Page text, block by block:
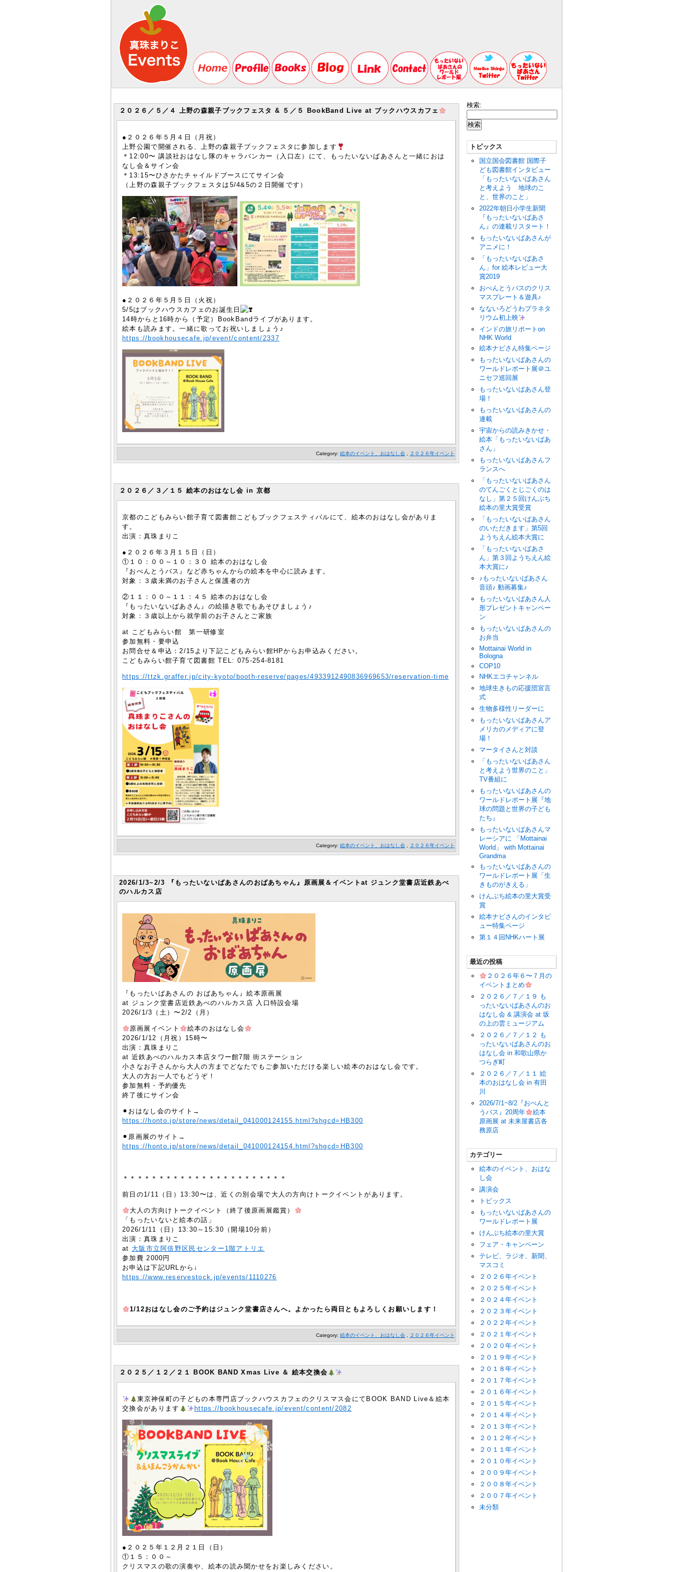
２０２６／５／４ 上野の森親子ブックフェスタ & ５／５ BookBand Live at ブックハウスカフェ
●２０２６年５月４日（月祝）
上野公園で開催される、上野の森親子ブックフェスタに参加します
＊12:00〜 講談社おはなし隊のキャラバンカー（入口左）にて、もったいないばあさんと一緒におは
なし会＆サイン会
＊13:15〜ひさかたチャイルドブースにてサイン会
（上野の森親子ブックフェスタは5/4&5の２日開催です）
●２０２６年５月５日（火祝）
5/5はブックハウスカフェのお誕生日
14時からと16時から（予定）BookBandライブがあります。
絵本も読みます。一緒に歌ってお祝いしましょう♪
https://bookhousecafe.jp/event/content/2337
Category: 絵本のイベント、おはなし会 , ２０２６年イベント
２０２６／３／１５ 絵本のおはなし会 in 京都
京都のこどもみらい館子育て図書館こどもブックフェスティバルにて、絵本のおはなし会がありま
す。
出演：真珠まりこ
●２０２６年３月１５日（日）
①１０：００～１０：３０ 絵本のおはなし会
『おべんとうバス』など赤ちゃんからの絵本を中心に読みます。
対象：３歳未満のお子さんと保護者の方
②１１：００～１１：４５ 絵本のおはなし会
『もったいないばあさん』の絵描き歌でもあそびましょう♪
対象：３歳以上から就学前のお子さんとご家族
at こどもみらい館 第一研修室
参加無料・要申込
お問合せ＆申込：2/15より下記こどもみらい館HPからお申込みください。
こどもみらい館子育て図書館 TEL: 075-254-8181
https://ttzk.graffer.jp/city-kyoto/booth-reserve/pages/4933912490836969653/reservation-time
Category: 絵本のイベント、おはなし会 , ２０２６年イベント
2026/1/3~2/3 『もったいないばあさんのおばあちゃん』原画展＆イベントat ジュンク堂書店近鉄あべ
のハルカス店
『もったいばあさんの おばあちゃん』絵本原画展
at ジュンク堂書店近鉄あべのハルカス店 入口特設会場
2026/1/3（土）〜2/2（月）
原画展イベント
絵本のおはなし会
2026/1/12（月祝）15時〜
出演：真珠まりこ
at 近鉄あべのハルカス本店タワー館7階 街ステーション
小さなお子さんから大人の方までどなたでもご参加いただける楽しい絵本のおはなし会です。
大人の方お一人でもどうぞ！
参加無料・予約優先
終了後にサイン会
⚫︎おはなし会のサイト→
https://honto.jp/store/news/detail_041000124155.html?shgcd=HB300
⚫︎原画展のサイト→
https://honto.jp/store/news/detail_041000124154.html?shgcd=HB300
＊＊＊＊＊＊＊＊＊＊＊＊＊＊＊＊＊＊＊＊＊＊＊
前日の1/11（日）13:30〜は、近くの別会場で大人の方向けトークイベントがあります。
大人の方向けトークイベント（終了後原画展鑑賞）
「もったいないと絵本の話」
2026/1/11（日）13:30～15:30（開場10分前）
出演：真珠まりこ
at 大阪市立阿倍野区民センター1階アトリエ
参加費 2000円
お申込は下記URLから↓
https://www.reservestock.jp/events/1110276
1/12おはなし会のご予約はジュンク堂書店さんへ。よかったら両日ともよろしくお願いします！
Category: 絵本のイベント、おはなし会 , ２０２６年イベント
２０２５／１２／２１ BOOK BAND Xmas Live ＆ 絵本交換会
東京神保町の子どもの本専門店ブックハウスカフェのクリスマス会にてBOOK BAND Live＆絵本
交換会があります
https://bookhousecafe.jp/event/content/2082
●２０２５年１２月２１日（日）
①１５：００～
クリスマスの歌の演奏や、絵本の読み聞かせをお楽しみください。
検索:
トピックス
国立国会図書館 国際子
ども図書館インタビュー
「もったいないばあさん
と考えよう 地球のこ
と、世界のこと」
2022年朝日小学生新聞
『もったいないばあさ
ん』の連載リスタート！
もったいないばあさんが
アニメに！
「もったいないばあさ
ん」for 絵本レビュー大
賞2019
おべんとうバスのクリス
マスプレート＆遊具♪
なないろどうわプラネタ
リウム初上映
インドの旅リポートon
NHK World
絵本ナビさん特集ページ
もったいないばあさんの
ワールドレポート展＠ユ
ニセフ巡回展
もったいないばあさん登
場！
もったいないばあさんの
連載
宇宙からの読みきかせ・
絵本「もったいないばあ
さん」
もったいないばあさんフ
ランスへ
「もったいないばあさん
のてんごくとじごくのは
なし」第２５回けんぶち
絵本の里大賞受賞
「もったいないばあさん
のいただきます」第5回
ようちえん絵本大賞に
「もったいないばあさ
ん」第３回ようちえん絵
本大賞に♪
♪もったいないばあさん
音頭♪ 動画募集♪
もったいないばあさん人
形プレゼントキャンペー
ン
もったいないばあさんの
お弁当
Mottainai World in
Bologna
COP10
NHKエコチャンネル
地球生きもの応援団宣言
式
生物多様性リーダーに
もったいないばあさんア
メリカのメディアに登
場！
マータイさんと対談
「もったいないばあさん
と考えよう世界のこと」
TV番組に
もったいないばあさんの
ワールドレポート展『地
球の問題と世界の子ども
たち』
もったいないばあさんマ
レーシアに 「Mottainai
World」 with Mottainai
Grandma
もったいないばあさんの
ワールドレポート展「生
きものがきえる」
けんぶち絵本の里大賞受
賞
絵本ナビさんのインタビ
ュー特集ページ
第１４回NHKハート展
最近の投稿
２０２６年６〜７月の
イベントまとめ
２０２６／７／１９ も
ったいないばあさんのお
はなし会 & 講演会 at 坂
の上の雲ミュージアム
２０２６／７／１２ も
ったいないばあさんのお
はなし会 in 和歌山県か
つらぎ町
２０２６／７／１１ 絵
本のおはなし会 in 有田
川
2026/7/1~8/2『おべんと
うバス』20周年
絵本
原画展 at 未来屋書店各
務原店
カテゴリー
絵本のイベント、おはな
し会
講演会
トピックス
もったいないばあさんの
ワールドレポート展
けんぶち絵本の里大賞
フェア・キャンペーン
テレビ、ラジオ、新聞、
マスコミ
２０２６年イベント
２０２５年イベント
２０２４年イベント
２０２３年イベント
２０２２年イベント
２０２１年イベント
２０２０年イベント
２０１９年イベント
２０１８年イベント
２０１７年イベント
２０１６年イベント
２０１５年イベント
２０１４年イベント
２０１３年イベント
２０１２年イベント
２０１１年イベント
２０１０年イベント
２００９年イベント
２００８年イベント
２００７年イベント
未分類